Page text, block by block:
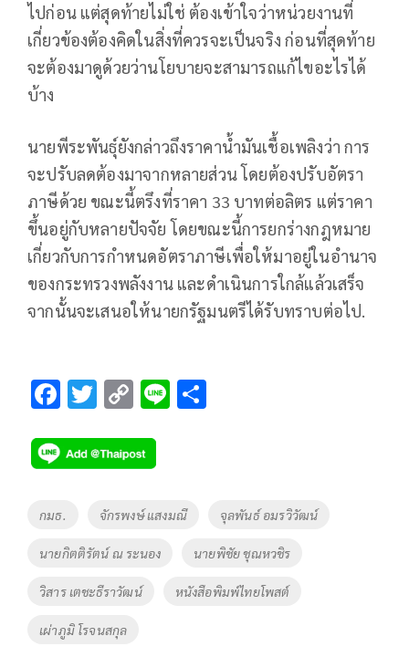
ไปก่อน แต่สุดท้ายไม่ใช่ ต้องเข้าใจว่าหน่วยงานที่
เกี่ยวข้องต้องคิดในสิ่งที่ควรจะเป็นจริง ก่อนที่สุดท้าย
จะต้องมาดูด้วยว่านโยบายจะสามารถแก้ไขอะไรได้
บ้าง
นายพีระพันธุ์ยังกล่าวถึงราคาน้ำมันเชื้อเพลิงว่า การ
จะปรับลดต้องมาจากหลายส่วน โดยต้องปรับอัตรา
ภาษีด้วย ขณะนี้ตรึงที่ราคา 33 บาทต่อลิตร แต่ราคา
ขึ้นอยู่กับหลายปัจจัย โดยขณะนี้การยกร่างกฎหมาย
เกี่ยวกับการกำหนดอัตราภาษีเพื่อให้มาอยู่ในอำนาจ
ของกระทรวงพลังงาน และดำเนินการใกล้แล้วเสร็จ
จากนั้นจะเสนอให้นายกรัฐมนตรีได้รับทราบต่อไป.
F
e
b
o
o
k
T
tt
er
C
p
y
Li
k
Li
Tags
กมธ. จักรพงษ์ แสงมณี จุลพันธ์ อมรวิวัฒน์
นายกิตติรัตน์ ณ ระนอง นายพิชัย ชุณหวชิร
วิสาร เตชะธีราวัฒน์ หนังสือพิมพ์ไทยโพสต์
เผ่าภูมิ โรจนสกุล